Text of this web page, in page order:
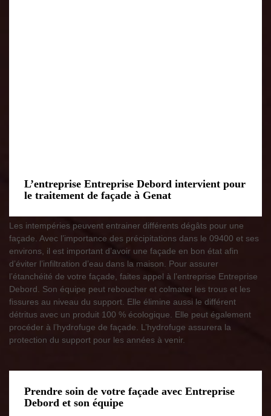
L’entreprise Entreprise Debord intervient pour
le traitement de façade à Genat
Les intempéries peuvent entrainer différents dégâts pour une
façade. Avec l’importance des précipitations dans le 09400 et ses
environs, il est important d’avoir une façade en bon état afin
d’éviter l’infiltration d’eau dans la maison. Pour assurer
l’étanchéité de votre façade, faites appel à l’entreprise Entreprise
Debord. Son équipe peut reboucher et colmater les trous et les
fissures au niveau du support. Elle élimine aussi le différent
détritus avec un produit 100 % écologique. Elle peut également
procéder à l’hydrofuge de façade. L’hydrofuge assurera la
protection du support pour les années à venir.
Prendre soin de votre façade avec Entreprise
Debord et son équipe